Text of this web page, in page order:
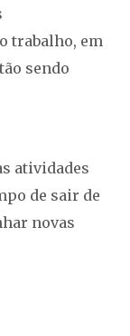
trabalho, em
sendo
atividades
de sair de
novas